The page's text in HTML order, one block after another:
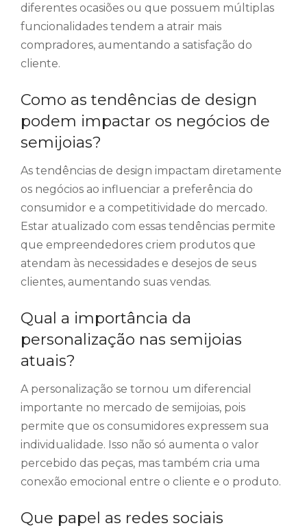
diferentes ocasiões ou que possuem múltiplas
funcionalidades tendem a atrair mais
compradores, aumentando a satisfação do
cliente.
Como as tendências de design
podem impactar os negócios de
semijoias?
As tendências de design impactam diretamente
os negócios ao influenciar a preferência do
consumidor e a competitividade do mercado.
Estar atualizado com essas tendências permite
que empreendedores criem produtos que
atendam às necessidades e desejos de seus
clientes, aumentando suas vendas.
Qual a importância da
personalização nas semijoias
atuais?
A personalização se tornou um diferencial
importante no mercado de semijoias, pois
permite que os consumidores expressem sua
individualidade. Isso não só aumenta o valor
percebido das peças, mas também cria uma
conexão emocional entre o cliente e o produto.
Que papel as redes sociais